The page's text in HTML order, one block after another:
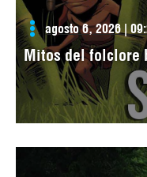
agosto 6, 2026 |
Mitos del folclore